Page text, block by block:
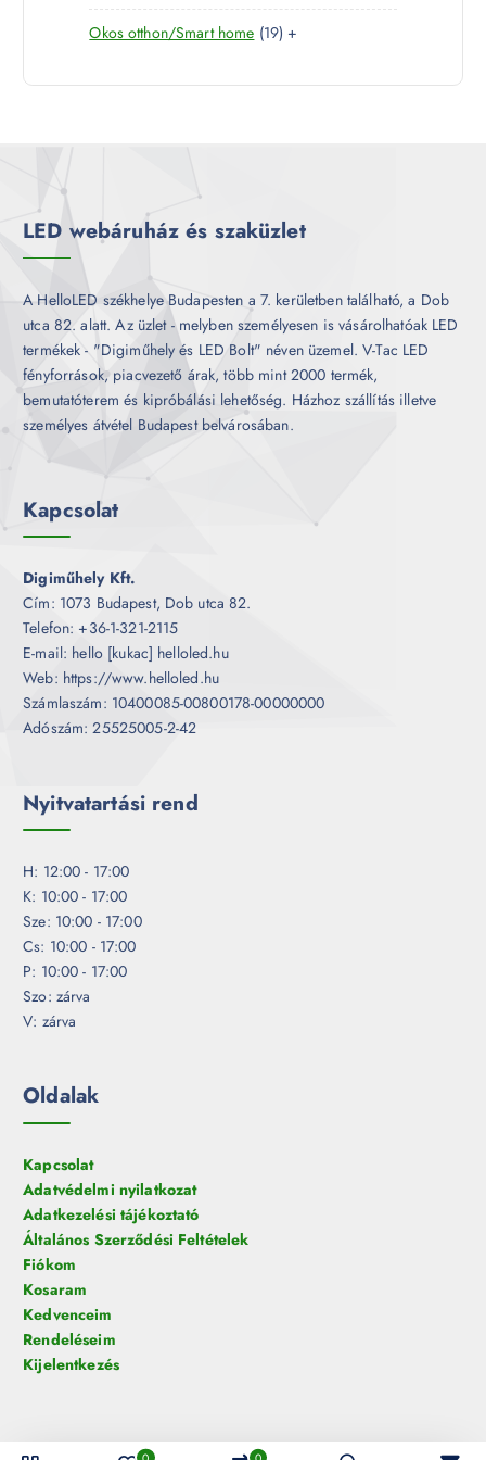
k
m
e
r
é
7
t
r
Okos otthon/Smart home 191
t
+
LED webáruház és szaküzlet
A HelloLED székhelye Budapesten a 7. kerületben található, a Dob
utca 82. alatt. Az üzlet - melyben személyesen is vásárolhatóak LED
termékek - "Digiműhely és LED Bolt" néven üzemel. V-Tac LED
fényforrások, piacvezető árak, több mint 2000 termék,
bemutatóterem és kipróbálási lehetőség. Házhoz szállítás illetve
személyes átvétel Budapest belvárosában.
Kapcsolat
Digiműhely Kft.
Cím: 1073 Budapest, Dob utca 82.
Telefon: +36-1-321-2115
E-mail: hello [kukac] helloled.hu
Web: https://www.helloled.hu
Számlaszám: 10400085-00800178-00000000
Adószám: 25525005-2-42
Nyitvatartási rend
H: 12:00 - 17:00
K: 10:00 - 17:00
Sze: 10:00 - 17:00
Cs: 10:00 - 17:00
P: 10:00 - 17:00
Szo: zárva
V: zárva
Oldalak
Kapcsolat
Adatvédelmi nyilatkozat
Adatkezelési tájékoztató
Általános Szerződési Feltételek
Fiókom
Kosaram
Kedvenceim
Rendeléseim
Kijelentkezés